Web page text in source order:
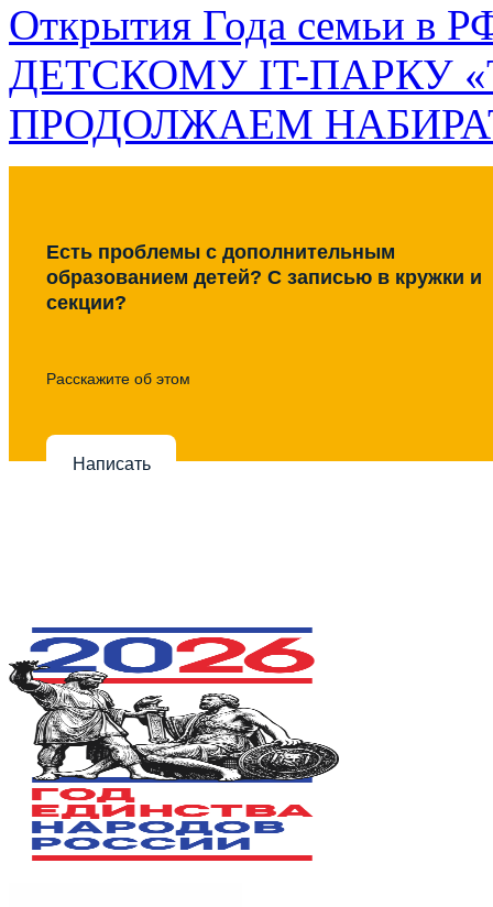
Открытия Года семьи в
ДЕТСКОМУ IT-ПАРКУ
ПРОДОЛЖАЕМ
Есть проблемы с дополнительным
образованием детей? С записью в кружки и
секции?
Расскажите об этом
Написать